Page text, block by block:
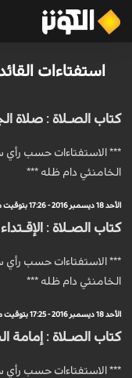
استفتاءات القائد
كتاب الصـلاة : صلاة
*** الاستفتاءات حسب رأي
الخامنئي دام ظله ***
الأحد 18 ديسمبر 2016 - 17:26 بتوقيت مكة
كتاب الصـلاة :
*** الاستفتاءات حسب رأي
الخامنئي دام ظله ***
الأحد 18 ديسمبر 2016 - 17:25 بتوقيت مكة
كتاب الصـلاة : إمامة
*** الاستفتاءات حسب رأي